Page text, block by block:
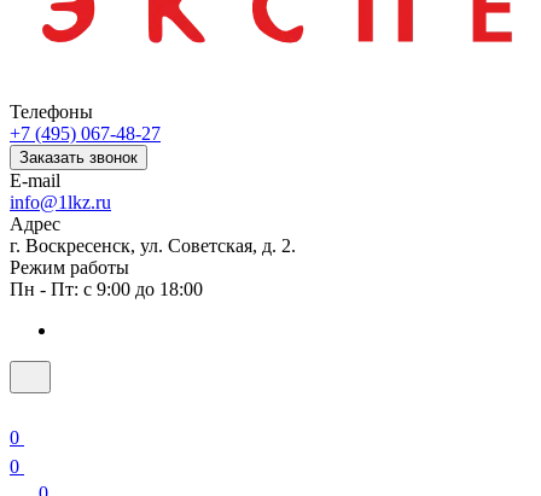
Телефоны
+7 (495) 067-48-27
Заказать звонок
E-mail
info@1lkz.ru
Адрес
г. Воскресенск, ул. Советская, д. 2.
Режим работы
Пн - Пт: с 9:00 до 18:00
0
0